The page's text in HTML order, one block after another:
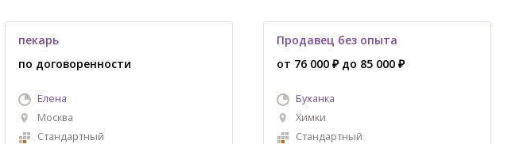
пекарь
по договоренности
Елена
Москва
Стандартный
Продавец без опыта
от 76 000 ₽ до 85 000 ₽
Буханка
Химки
Стандартный